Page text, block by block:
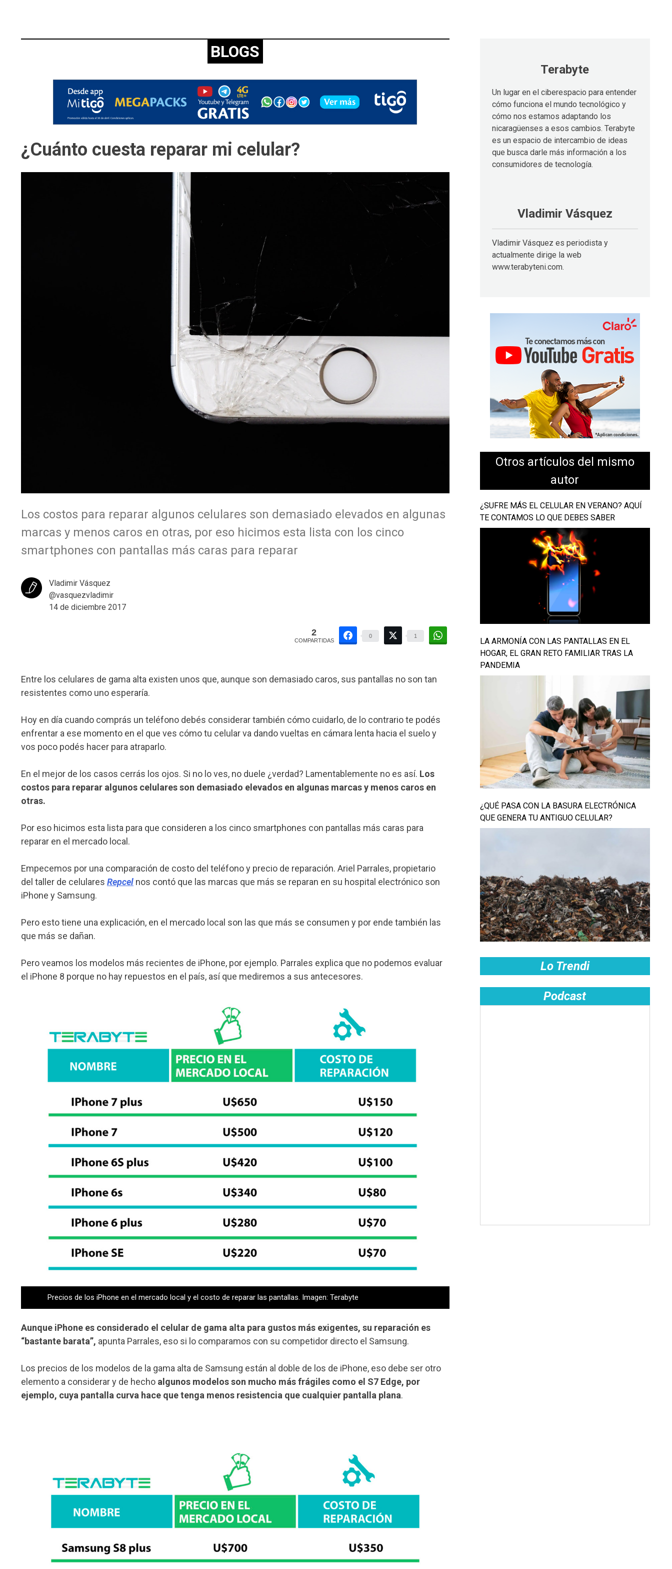
BLOGS
¿Cuánto cuesta reparar mi celular?
Los costos para reparar algunos celulares son demasiado elevados en algunas
marcas y menos caros en otras, por eso hicimos esta lista con los cinco
smartphones con pantallas más caras para reparar
Vladimir Vásquez
@vasquezvladimir
14 de diciembre 2017
2
COMPARTIDAS
0 1
Entre los celulares de gama alta existen unos que, aunque son demasiado caros, sus pantallas no son tan
resistentes como uno esperaría.
Hoy en día cuando comprás un teléfono debés considerar también cómo cuidarlo, de lo contrario te podés
enfrentar a ese momento en el que ves cómo tu celular va dando vueltas en cámara lenta hacia el suelo y
vos poco podés hacer para atraparlo.
En el mejor de los casos cerrás los ojos. Si no lo ves, no duele ¿verdad? Lamentablemente no es así. Los
costos para reparar algunos celulares son demasiado elevados en algunas marcas y menos caros en
otras.
Por eso hicimos esta lista para que consideren a los cinco smartphones con pantallas más caras para
reparar en el mercado local.
Empecemos por una comparación de costo del teléfono y precio de reparación. Ariel Parrales, propietario
del taller de celulares Repcel nos contó que las marcas que más se reparan en su hospital electrónico son
iPhone y Samsung.
Pero esto tiene una explicación, en el mercado local son las que más se consumen y por ende también las
que más se dañan.
Pero veamos los modelos más recientes de iPhone, por ejemplo. Parrales explica que no podemos evaluar
el iPhone 8 porque no hay repuestos en el país, así que mediremos a sus antecesores.
Precios de los iPhone en el mercado local y el costo de reparar las pantallas. Imagen: Terabyte
Aunque iPhone es considerado el celular de gama alta para gustos más exigentes, su reparación es
“bastante barata”, apunta Parrales, eso si lo comparamos con su competidor directo el Samsung.
Los precios de los modelos de la gama alta de Samsung están al doble de los de iPhone, eso debe ser otro
elemento a considerar y de hecho algunos modelos son mucho más frágiles como el S7 Edge, por
ejemplo, cuya pantalla curva hace que tenga menos resistencia que cualquier pantalla plana.
Terabyte
Un lugar en el ciberespacio para entender
cómo funciona el mundo tecnológico y
cómo nos estamos adaptando los
nicaragüenses a esos cambios. Terabyte
es un espacio de intercambio de ideas
que busca darle más información a los
consumidores de tecnología.
Vladimir Vásquez
Vladimir Vásquez es periodista y
actualmente dirige la web
www.terabyteni.com.
Otros artículos del mismo
autor
¿SUFRE MÁS EL CELULAR EN VERANO? AQUÍ
TE CONTAMOS LO QUE DEBES SABER
LA ARMONÍA CON LAS PANTALLAS EN EL
HOGAR, EL GRAN RETO FAMILIAR TRAS LA
PANDEMIA
¿QUÉ PASA CON LA BASURA ELECTRÓNICA
QUE GENERA TU ANTIGUO CELULAR?
Lo Trendi
Podcast